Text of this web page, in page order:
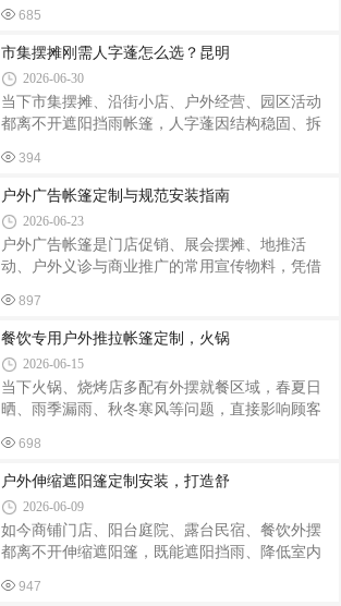
腐木、钢结构、水泥预制构件等。户外露天环境
锈、防开裂材质；紫外线较强区域，建议选用抗
阳棚拆装麻烦、占用空间大，想要灵活调整遮蔽
范围，电动推拉雨棚成为不少商户、工厂的优选
产品，本地采购可以找昆明飞宏帐篷厂。昆明飞
宏帐篷厂是本地深耕帐篷、推拉雨棚定制生产的
实体厂家，主营各类手动、电动推拉雨棚，同时
配套各类常规户外帐篷制作，适配云南本地多变
的气候环境，面向昆明及周边城市商户、工厂、
相比传统固定棚体优势突出，依靠电动控制
685
市集摆摊刚需人字蓬怎么选？昆明
2026-06-30
当下市集摆摊、沿街小店、户外经营、园区活动
都离不开遮阳挡雨帐篷，人字蓬因结构稳固、拆
昆明摆摊创业者、商铺经营者想找能按需定制、
包安装的本地帐篷工厂，今天带大家实拍人字蓬
落地效果，分享靠谱定制选择 —— 昆明飞宏帐篷
厂。一、人字蓬适配多类经营场景，实用性拉满
人字蓬之所以广受摆摊商户喜爱，核心是结构优
势适配户外经营需求：空间宽敞不压抑：人字顶
斜向排水，篷下无遮挡立柱，摆摊摆放货架、桌
鲜摊位都适用；防雨防晒性能出色：倾斜
394
户外广告帐篷定制与规范安装指南
2026-06-23
户外广告帐篷是门店促销、展会摆摊、地推活
动、户外义诊与商业推广的常用宣传物料，凭借
业线下品牌引流的核心载体。广告帐篷的定制质
量与安装规范性，直接影响户外使用安全性与品
牌展示质感。优质的定制设计搭配标准安装工
艺，既能保障帐篷防风防雨、稳固耐用，又能最
大化发挥户外宣传价值。精准定制是打造高品质
广告帐篷的基础。在定制前期，需结合使用场景
确定帐篷规格，常见的2×2米、3×3米、3×4.5米等
尤为关键，户外推广优先选用加厚牛津布、
897
餐饮专用户外推拉帐篷定制，火锅
2026-06-15
当下火锅、烧烤店多配有外摆就餐区域，春夏日
晒、雨季漏雨、秋冬寒风等问题，直接影响顾客
间无法灵活调整，普通简易帐篷耐用性差，难以
适配餐饮高频使用场景，餐饮专用户外推拉伸缩
帐篷成为众多火锅烧烤门店的首选，支持全尺
寸、款式个性化定制，一站式解决门店外摆经营
难题。餐饮经营对帐篷的实用性、耐用性要求远
高于普通家用帐篷。火锅烧烤环境油烟大、炭火
温度高，同时户外长期经受日晒雨淋，普通薄款
698
户外伸缩遮阳篷定制安装，打造舒
2026-06-09
如今商铺门店、阳台庭院、露台民宿、餐饮外摆
都离不开伸缩遮阳篷，既能遮阳挡雨、降低室内
业定制安装伸缩遮阳篷，可适配不同场地尺寸、
947